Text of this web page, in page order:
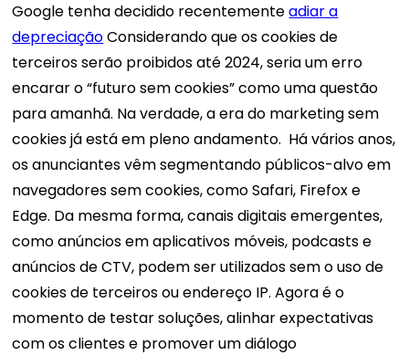
Google tenha decidido recentementeadiar a
depreciaçãoConsiderando que os cookies de
terceiros serão proibidos até 2024, seria um erro
encarar o “futuro sem cookies” como uma questão
para amanhã. Na verdade, a era do marketing sem
cookies já está em pleno andamento. Há vários anos,
os anunciantes vêm segmentando públicos-alvo em
navegadores sem cookies, como Safari, Firefox e
Edge. Da mesma forma, canais digitais emergentes,
como anúncios em aplicativos móveis, podcasts e
anúncios de CTV, podem ser utilizados sem o uso de
cookies de terceiros ou endereço IP. Agora é o
momento de testar soluções, alinhar expectativas
com os clientes e promover um diálogo